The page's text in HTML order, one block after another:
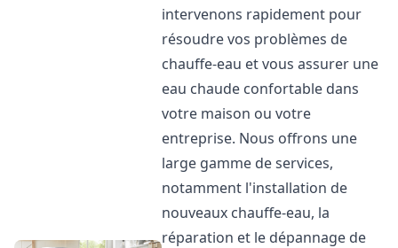
intervenons rapidement pour
résoudre vos problèmes de
chauffe-eau et vous assurer une
eau chaude confortable dans
votre maison ou votre
entreprise. Nous offrons une
large gamme de services,
notamment l'installation de
nouveaux chauffe-eau, la
réparation et le dépannage de